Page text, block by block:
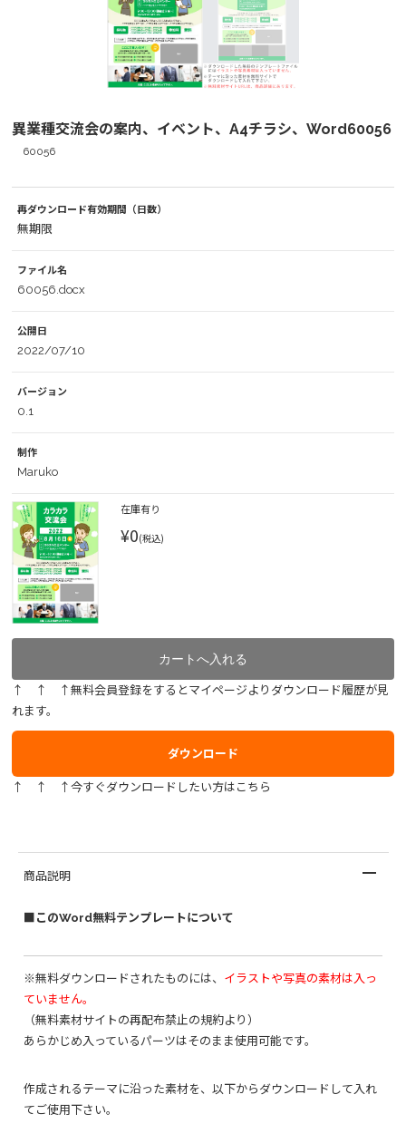
異業種交流会の案内、イベント、A4チラシ、Word60056
60056
再ダウンロード有効期間（日数）
無期限
ファイル名
60056.docx
公開日
2022/07/10
バージョン
0.1
制作
Maruko
在庫有り
¥0(税込)
↑ ↑ ↑無料会員登録をするとマイページよりダウンロード履歴が見
れます。
ダウンロード
↑ ↑ ↑今すぐダウンロードしたい方はこちら
商品説明
■このWord無料テンプレートについて
※無料ダウンロードされたものには、 イラストや写真の素材は入っ
ていません。
（無料素材サイトの再配布禁止の規約より）
あらかじめ入っているパーツはそのまま使用可能です。
作成されるテーマに沿った素材を、以下からダウンロードして入れ
てご使用下さい。